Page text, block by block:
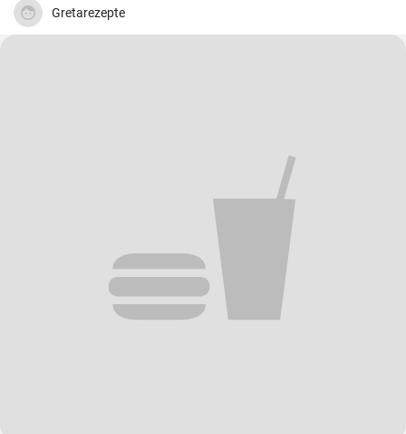
seulement il est délicieux, mais il est également cher à mon cœur en
raison de sa simplicité de préparation.
Gretarezepte